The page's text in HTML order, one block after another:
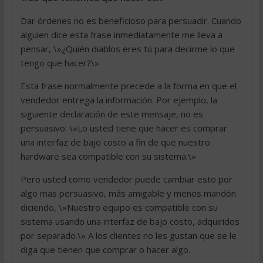
Dar órdenes no es beneficioso para persuadir. Cuando
alguien dice esta frase inmediatamente me lleva a
pensar, \»¿Quién diablos eres tú para decirme lo que
tengo que hacer?\»
Esta frase normalmente precede a la forma en que el
vendedor entrega la información. Por ejemplo, la
siguiente declaración de este mensaje, no es
persuasivo: \»Lo usted tiene que hacer es comprar
una interfaz de bajo costo a fin de que nuestro
hardware sea compatible con su sistema.\»
Pero usted como vendedor puede cambiar esto por
algo mas persuasivo, más amigable y menos mandón
diciendo, \»Nuestro equipo es compatible con su
sistema usando una interfaz de bajo costo, adquiridos
por separado.\» A los clientes no les gustan que se le
diga que tienen que comprar o hacer algo.